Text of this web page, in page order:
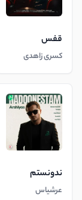
قفس
کسری زاهدی
ندونستم
عرشیاس